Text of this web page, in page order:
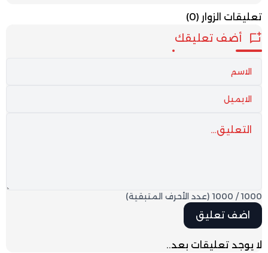
تعليقات الزوار (0)
أضف تعليقك
1000
/
1000 (عدد الأحرف المتبقية)
لا يوجد تعليقات بعد..